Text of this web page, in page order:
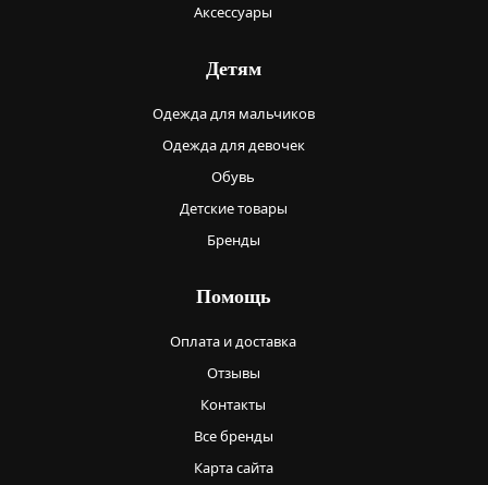
Аксессуары
Детям
Одежда для мальчиков
Одежда для девочек
Обувь
Детские товары
Бренды
Помощь
Оплата и доставка
Отзывы
Контакты
Все бренды
Карта сайта